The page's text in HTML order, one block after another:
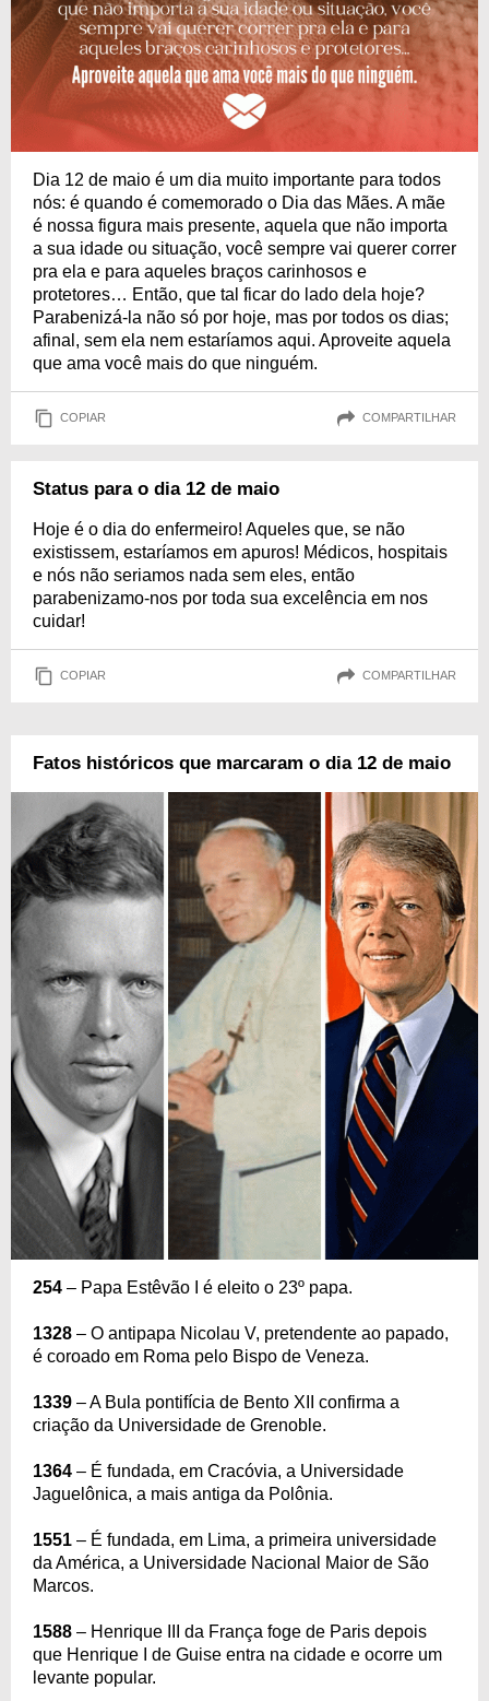
Dia 12 de maio é um dia muito importante para todos
nós: é quando é comemorado o Dia das Mães. A mãe
é nossa figura mais presente, aquela que não importa
a sua idade ou situação, você sempre vai querer correr
pra ela e para aqueles braços carinhosos e
protetores… Então, que tal ficar do lado dela hoje?
Parabenizá-la não só por hoje, mas por todos os dias;
afinal, sem ela nem estaríamos aqui. Aproveite aquela
que ama você mais do que ninguém.
COPIAR COMPARTILHAR
Status para o dia 12 de maio
Hoje é o dia do enfermeiro! Aqueles que, se não
existissem, estaríamos em apuros! Médicos, hospitais
e nós não seriamos nada sem eles, então
parabenizamo-nos por toda sua excelência em nos
cuidar!
COPIAR COMPARTILHAR
Fatos históricos que marcaram o dia 12 de maio
254 – Papa Estêvão I é eleito o 23º papa.
1328 – O antipapa Nicolau V, pretendente ao papado,
é coroado em Roma pelo Bispo de Veneza.
1339 – A Bula pontifícia de Bento XII confirma a
criação da Universidade de Grenoble.
1364 – É fundada, em Cracóvia, a Universidade
Jaguelônica, a mais antiga da Polônia.
1551 – É fundada, em Lima, a primeira universidade
da América, a Universidade Nacional Maior de São
Marcos.
1588 – Henrique III da França foge de Paris depois
que Henrique I de Guise entra na cidade e ocorre um
levante popular.